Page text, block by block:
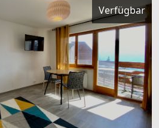
Verfügbar